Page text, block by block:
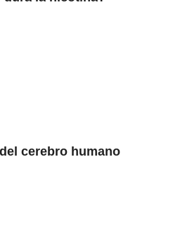
cerebro humano